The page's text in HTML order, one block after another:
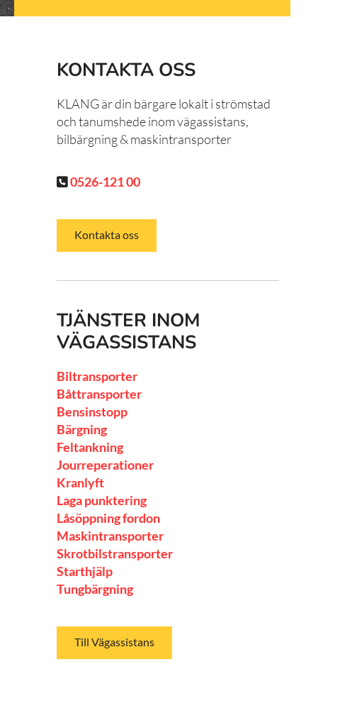
KONTAKTA OSS
KLANG är din bärgare lokalt i strömstad
och tanumshede inom vägassistans,
bilbärgning & maskintransporter
0526-121 00
Kontakta oss
TJÄNSTER INOM
VÄGASSISTANS
Biltransporter
Båttransporter
Bensinstopp
Bärgning
Feltankning
Jourreperationer
Kranlyft
Laga punktering
Låsöppning fordon
Maskintransporter
Skrotbilstransporter
Starthjälp
Tungbärgning
Till Vägassistans